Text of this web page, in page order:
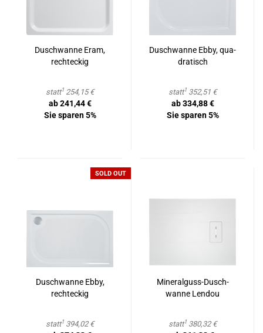
Dusch­wan­ne Eram,
recht­eckig
statt1 254,15 €
ab 241,44 €
Sie sparen 5%
Dusch­wan­ne Ebby, qua­
dra­tisch
statt1 352,51 €
ab 334,88 €
Sie sparen 5%
SOLD OUT
Dusch­wan­ne Ebby,
recht­eckig
statt1 394,02 €
Mineralguss-​​Dusch­
wan­ne Len­dou
statt1 380,32 €